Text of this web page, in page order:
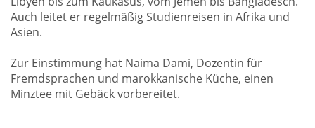
Auch leitet er regelmäßig Studienreisen in Afrika und
Asien.
Zur Einstimmung hat Naima Dami, Dozentin für
Fremdsprachen und marokkanische Küche, einen
Minztee mit Gebäck vorbereitet.